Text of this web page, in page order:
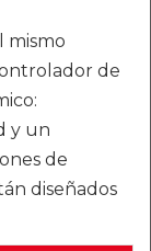
mismo
de
y un
de
diseñados